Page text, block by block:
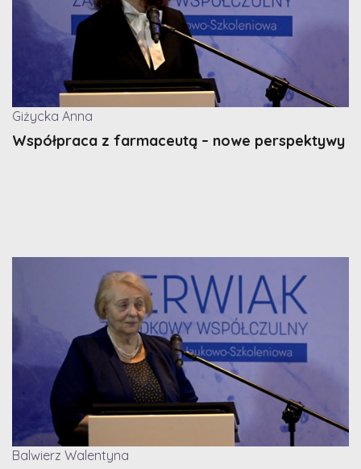
Giżycka Anna
Współpraca z farmaceutą – nowe perspektywy
Balwierz Walentyna